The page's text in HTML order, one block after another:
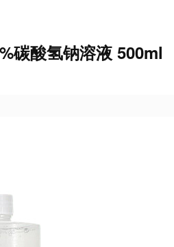
碳酸氢钠溶液 500ml